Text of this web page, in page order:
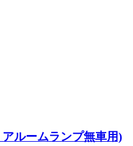
ルームランプ無車用)